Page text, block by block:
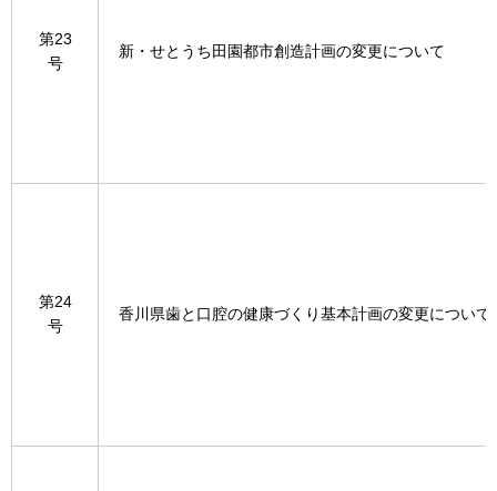
第23
号
新・せとうち田園都市創造計画の変更について
第24
号
香川県歯と口腔の健康づくり基本計画の変更について